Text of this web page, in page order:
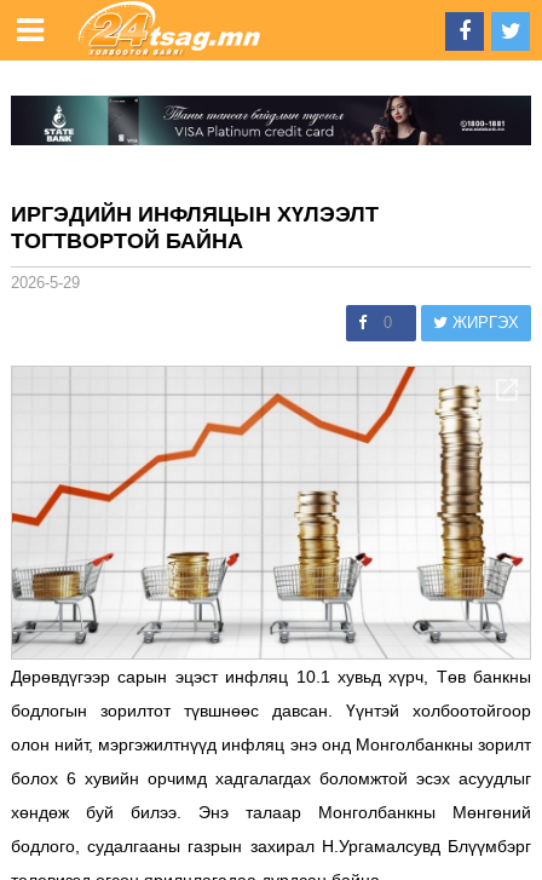
ИРГЭДИЙН ИНФЛЯЦЫН ХҮЛЭЭЛТ
ТОГТВОРТОЙ БАЙНА
2026-5-29
0 ЖИРГЭХ
Дөрөвдүгээр сарын эцэст инфляц 10.1 хувьд хүрч, Төв банкны
бодлогын зорилтот түвшнөөс давсан. Үүнтэй холбоотойгоор
олон нийт, мэргэжилтнүүд инфляц энэ онд Монголбанкны зорилт
болох 6 хувийн орчимд хадгалагдах боломжтой эсэх асуудлыг
хөндөж буй билээ. Энэ талаар Монголбанкны Мөнгөний
бодлого, судалгааны газрын захирал Н.Ургамалсувд Блүүмбэрг